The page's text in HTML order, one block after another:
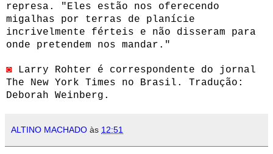
represa. "Eles estão nos oferecendo
migalhas por terras de planície
incrivelmente férteis e não disseram para
onde pretendem nos mandar."
◙ Larry Rohter é correspondente do jornal
The New York Times no Brasil. Tradução:
Deborah Weinberg.
ALTINO MACHADO às 12:51